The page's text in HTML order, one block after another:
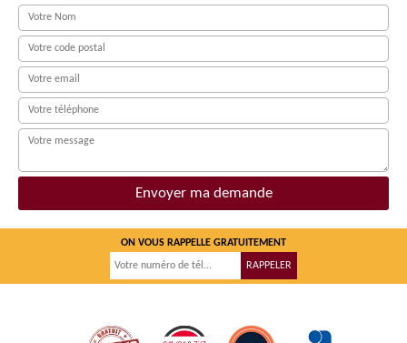
ON VOUS RAPPELLE GRATUITEMENT